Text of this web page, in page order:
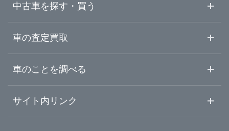
栃木
福井
山梨
和歌山
広島
山口
熊本
中古車を探す・買う
中古車情報・中古車検索
初めての中古車購入ガイド
車の査定買取
車査定・車買取ならガリバー
ガリバーの査定が選ばれる理由
車のことを調べる
車初心者まとめ
サイト内リンク